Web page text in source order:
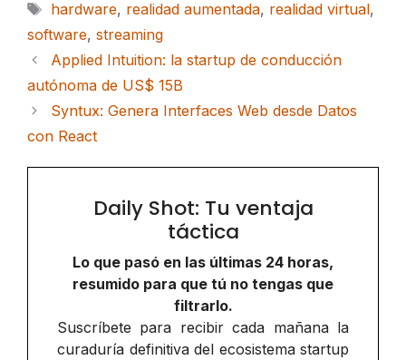
Etiquetas
hardware, realidad aumentada, realidad virtual,
software, streaming
Applied Intuition: la startup de conducción
autónoma de US$ 15B
Syntux: Genera Interfaces Web desde Datos
con React
Daily Shot: Tu ventaja
táctica
Lo que pasó en las últimas 24 horas,
resumido para que tú no tengas que
filtrarlo.
Suscríbete para recibir cada mañana la
curaduría definitiva del ecosistema startup